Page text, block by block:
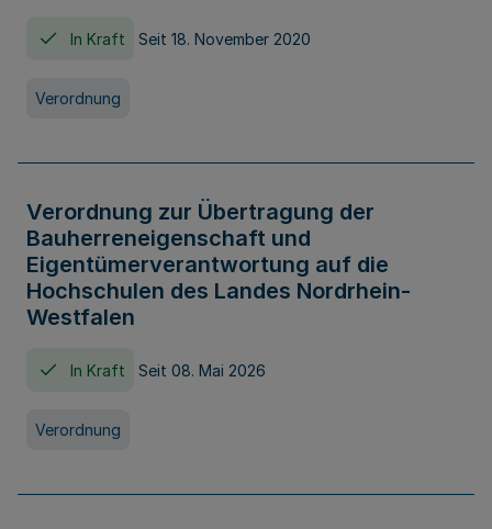
In Kraft Seit 18. November 2020
Verordnung
Verordnung zur Übertragung der
Bauherreneigenschaft und
Eigentümerverantwortung auf die
Hochschulen des Landes Nordrhein-
Westfalen
In Kraft Seit 08. Mai 2026
Verordnung